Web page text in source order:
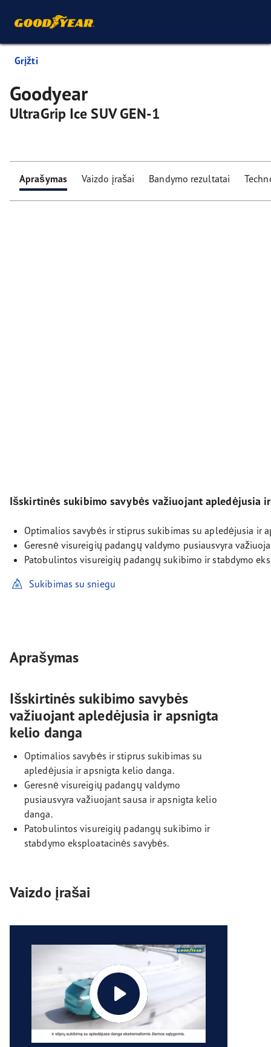
Grįžti
Goodyear
UltraGrip Ice SUV GEN-1
Aprašymas Vaizdo įrašai Bandymo rezultatai
Išskirtinės sukibimo savybės važiuojant apledėjusia
Optimalios savybės ir stiprus sukibimas su apledėjusia ir
Geresnė visureigių padangų valdymo pusiausvyra
Patobulintos visureigių padangų sukibimo ir stabdymo
Sukibimas su sniegu
Aprašymas
Išskirtinės sukibimo savybės
važiuojant apledėjusia ir apsnigta
kelio danga
Optimalios savybės ir stiprus sukibimas su
apledėjusia ir apsnigta kelio danga.
Geresnė visureigių padangų valdymo
pusiausvyra važiuojant sausa ir apsnigta kelio
danga.
Patobulintos visureigių padangų sukibimo ir
stabdymo eksploatacinės savybės.
Vaizdo įrašai